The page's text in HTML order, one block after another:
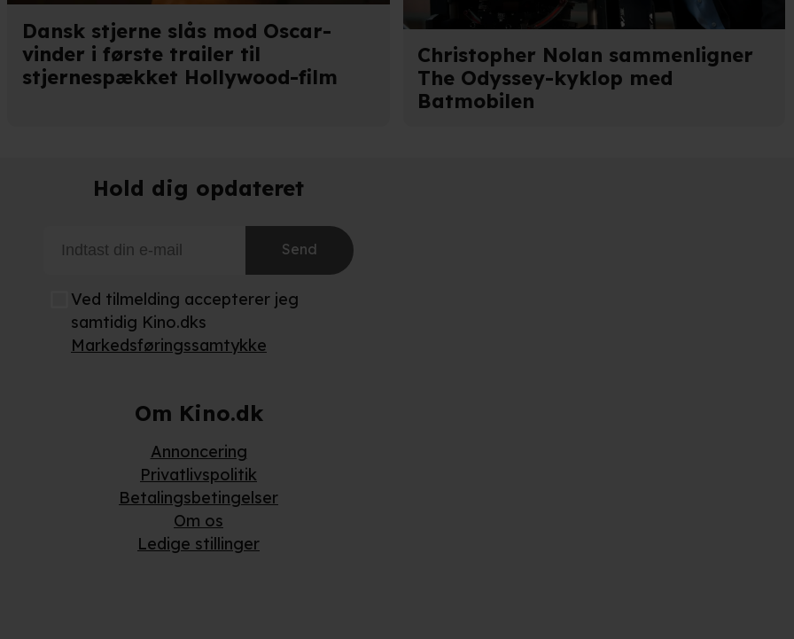
Dansk stjerne slås mod Oscar-
vinder i første trailer til
stjernespækket Hollywood-film
Christopher Nolan sammenligner
The Odyssey-kyklop med
Batmobilen
Hold dig opdateret
Send
Ved tilmelding accepterer jeg
samtidig Kino.dks
Markedsføringssamtykke
Om Kino.dk
Annoncering
Privatlivspolitik
Betalingsbetingelser
Om os
Ledige stillinger